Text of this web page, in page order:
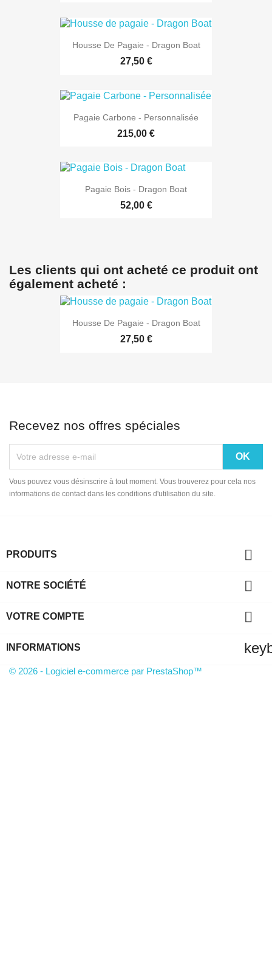
Housse De Pagaie - Dragon Boat
27,50 €
Pagaie Carbone - Personnalisée
215,00 €
Pagaie Bois - Dragon Boat
52,00 €
Les clients qui ont acheté ce produit ont
également acheté :
Housse De Pagaie - Dragon Boat
27,50 €
Recevez nos offres spéciales
Vous pouvez vous désinscrire à tout moment. Vous trouverez pour cela nos
informations de contact dans les conditions d'utilisation du site.
PRODUITS 
NOTRE SOCIÉTÉ 
VOTRE COMPTE 
INFORMATIONS
© 2026 - Logiciel e-commerce par PrestaShop™